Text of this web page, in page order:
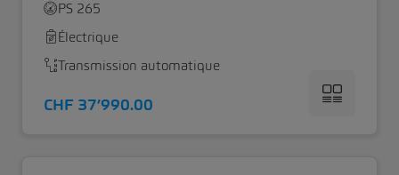
PS 265
Électrique
Transmission automatique
CHF 37’990.00